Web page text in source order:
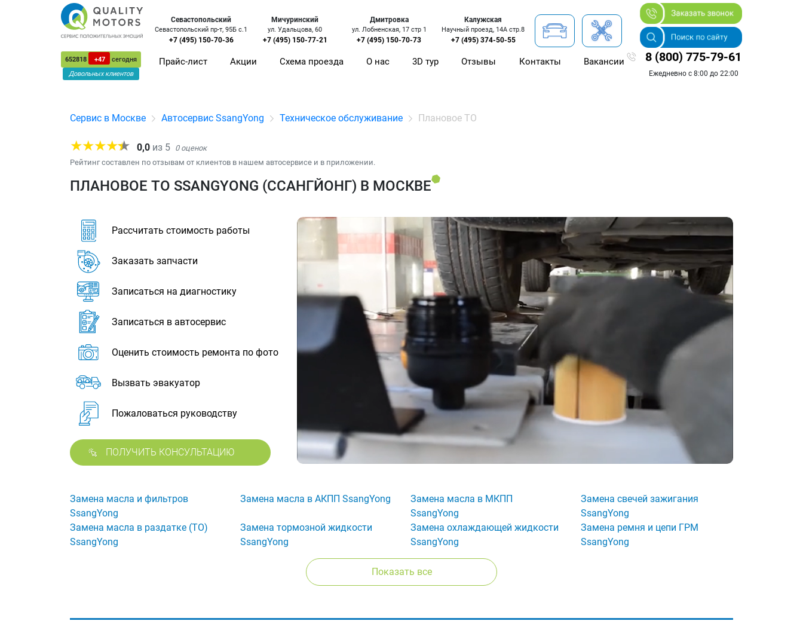
652818 +47
сегодня
Довольных клиентов
Севастопольский
Севастопольский пр-т, 95Б с.1
+7 (495) 150-70-36
Мичуринский
ул. Удальцова, 60
+7 (495) 150-77-21
Дмитровка
ул. Лобненская, 17 стр 1
+7 (495) 150-70-73
Калужская
Научный проезд, 14А стр.8
+7 (495) 374-50-55
Прайс-лист Акции Схема проезда О нас 3D тур Отзывы Контакты Вакансии 8 (800) 775-79-61
Ежедневно с 8:00 до 22:00
Сервис в Москве Автосервис SsangYong Техническое обслуживание Плановое ТО
0,0 из 5 0оценок
Рейтинг составлен по отзывам от клиентов в нашем автосервисе и в приложении.
ПЛАНОВОЕ ТО SSANGYONG (ССАНГЙОНГ) В МОСКВЕ
Рассчитать стоимость работы
Заказать запчасти
Записаться на диагностику
Записаться в автосервис
Оценить стоимость ремонта по фото
Вызвать эвакуатор
Пожаловаться руководству
ПОЛУЧИТЬ КОНСУЛЬТАЦИЮ
Замена масла и фильтров
SsangYong
Замена масла в АКПП SsangYong
Замена масла в МКПП
SsangYong
Замена свечей зажигания
SsangYong
Замена масла в раздатке (ТО)
SsangYong
Замена тормозной жидкости
SsangYong
Замена охлаждающей жидкости
SsangYong
Замена ремня и цепи ГРМ
SsangYong
Показать все